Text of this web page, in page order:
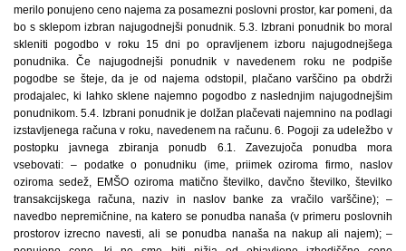
merilo ponujeno ceno najema za posamezni poslovni prostor, kar pomeni, da
bo s sklepom izbran najugodnejši ponudnik. 5.3. Izbrani ponudnik bo moral
skleniti pogodbo v roku 15 dni po opravljenem izboru najugodnejšega
ponudnika. Če najugodnejši ponudnik v navedenem roku ne podpiše
pogodbe se šteje, da je od najema odstopil, plačano varščino pa obdrži
prodajalec, ki lahko sklene najemno pogodbo z naslednjim najugodnejšim
ponudnikom. 5.4. Izbrani ponudnik je dolžan plačevati najemnino na podlagi
izstavljenega računa v roku, navedenem na računu. 6. Pogoji za udeležbo v
postopku javnega zbiranja ponudb 6.1. Zavezujoča ponudba mora
vsebovati: – podatke o ponudniku (ime, priimek oziroma firmo, naslov
oziroma sedež, EMŠO oziroma matično številko, davčno številko, številko
transakcijskega računa, naziv in naslov banke za vračilo varščine); –
navedbo nepremičnine, na katero se ponudba nanaša (v primeru poslovnih
prostorov izrecno navesti, ali se ponudba nanaša na nakup ali najem); –